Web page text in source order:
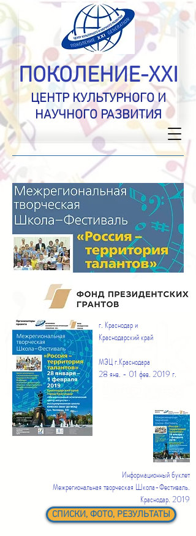
ПОКОЛЕНИЕ-XXI
ЦЕНТР КУЛЬТУРНОГО И
НАУЧНОГО РАЗВИТИЯ
г. Краснодар и
Краснодарский край
МЭЦ г.Краснодара
28 янв. - 01 фев. 2019 г.
Информационный буклет
Межрегиональная творческая Школа-Фестиваль.
Краснодар. 2019
СПИСКИ, ФОТО, РЕЗУЛЬТАТЫ